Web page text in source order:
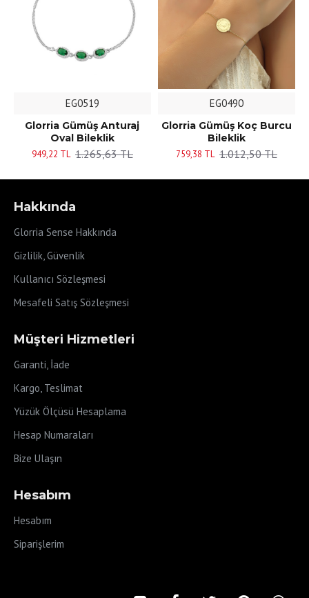
EG0519
Glorria Gümüş Anturaj
Oval Bileklik
949,22 TL 1.265,63 TL
EG0490
Glorria Gümüş Koç Burcu
Bileklik
759,38 TL 1.012,50 TL
Hakkında
Glorria Sense Hakkında
Gizlilik, Güvenlik
Kullanıcı Sözleşmesi
Mesafeli Satış Sözleşmesi
Müşteri Hizmetleri
Garanti, İade
Kargo, Teslimat
Yüzük Ölçüsü Hesaplama
Hesap Numaraları
Bize Ulaşın
Hesabım
Hesabım
Siparişlerim